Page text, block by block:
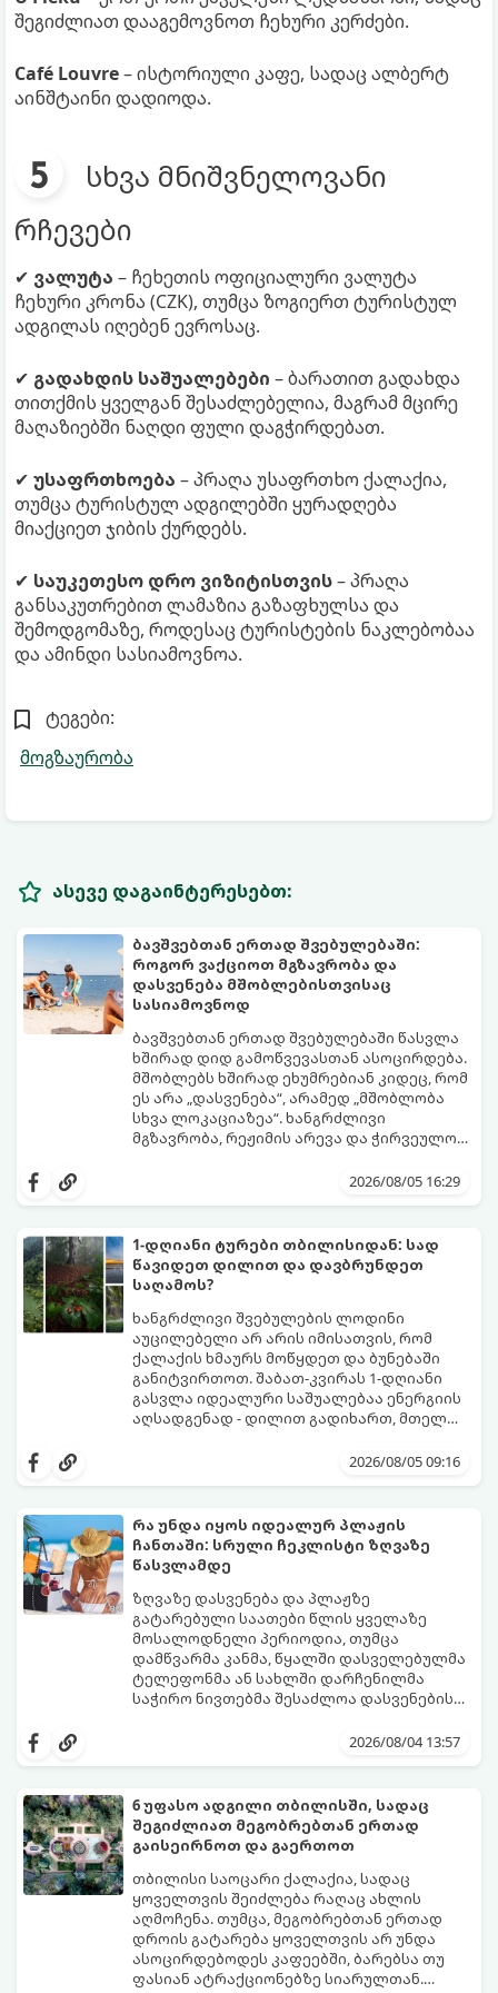
შეგიძლიათ დააგემოვნოთ ჩეხური კერძები.
Café Louvre– ისტორიული კაფე, სადაც ალბერტ
აინშტაინი დადიოდა.
სხვა მნიშვნელოვანი
რჩევები
✔ ვალუტა – ჩეხეთის ოფიციალური ვალუტა
ჩეხური კრონა (CZK), თუმცა ზოგიერთ ტურისტულ
ადგილას იღებენ ევროსაც.
✔ გადახდის საშუალებები – ბარათით გადახდა
თითქმის ყველგან შესაძლებელია, მაგრამ მცირე
მაღაზიებში ნაღდი ფული დაგჭირდებათ.
✔ უსაფრთხოება – პრაღა უსაფრთხო ქალაქია,
თუმცა ტურისტულ ადგილებში ყურადღება
მიაქციეთ ჯიბის ქურდებს.
✔ საუკეთესო დრო ვიზიტისთვის– პრაღა
განსაკუთრებით ლამაზია გაზაფხულსა და
შემოდგომაზე, როდესაც ტურისტების ნაკლებობაა
და ამინდი სასიამოვნოა.
ტეგები:
მოგზაურობა
ასევე დაგაინტერესებთ:
ბავშვებთან ერთად შვებულებაში:
როგორ ვაქციოთ მგზავრობა და
დასვენება მშობლებისთვისაც
სასიამოვნოდ
ბავშვებთან ერთად შვებულებაში წასვლა
ხშირად დიდ გამოწვევასთან ასოცირდება.
მშობლებს ხშირად ეხუმრებიან კიდეც, რომ
ეს არა „დასვენება“, არამედ „მშობლობა
სხვა ლოკაციაზეა“. ხანგრძლივი
მგზავრობა, რეჟიმის არევა და ჭირვეულობა
პრაქტიკული ხრიკით სრულიად
მშობლებსაც მოუტანოს ნამდვილი
განტვირთვა.
2026/08/05 16:29
1-დღიანი ტურები თბილისიდან: სად
წავიდეთ დილით და დავბრუნდეთ
საღამოს?
ხანგრძლივი შვებულების ლოდინი
აუცილებელი არ არის იმისათვის, რომ
ქალაქის ხმაურს მოწყდეთ და ბუნებაში
განიტვირთოთ. შაბათ-კვირას 1-დღიანი
გასვლა იდეალური საშუალებაა ენერგიის
აღსადგენად - დილით გადიხართ, მთელ
უკვე საკუთარ საწოლში გძინავთ.
მარტივ მარშრუტს თბილისიდან,2026/08/05 09:16
რა უნდა იყოს იდეალურ პლაჟის
ჩანთაში: სრული ჩეკლისტი ზღვაზე
წასვლამდე
ზღვაზე დასვენება და პლაჟზე
გატარებული საათები წლის ყველაზე
მოსალოდნელი პერიოდია, თუმცა
დამწვარმა კანმა, წყალში დასველებულმა
ტელეფონმა ან სახლში დარჩენილმა
საჭირო ნივთებმა შესაძლოა დასვენების
კომფორტულად იგრძნოთ და არაფერი
2026/08/04 13:57
6 უფასო ადგილი თბილისში, სადაც
შეგიძლიათ მეგობრებთან ერთად
გაისეირნოთ და გაერთოთ
თბილისი საოცარი ქალაქია, სადაც
ყოველთვის შეიძლება რაღაც ახლის
აღმოჩენა. თუმცა, მეგობრებთან ერთად
დროის გატარება ყოველთვის არ უნდა
ასოცირდებოდეს კაფეებში, ბარებსა თუ
ფასიან ატრაქციონებზე სიარულთან.